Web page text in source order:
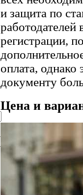
и защита по
регистрации,
оплата, однако
документу
Цена и